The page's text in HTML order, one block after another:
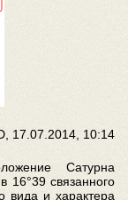
17.07.2014, 10:14
Сатурна
16°39 связанного
и характера